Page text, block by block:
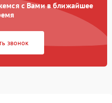
с Вами в ближайшее
звонок